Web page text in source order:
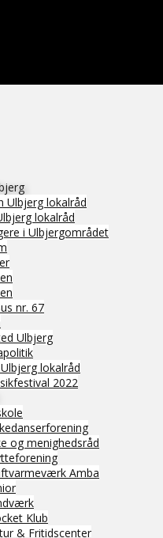
Ulbjerg lokalråd
lokalråd
i Ulbjergområdet
nr. 67
Ulbjerg
lokalråd
2022
og menighedsråd
Amba
Klub
& Fritidscenter